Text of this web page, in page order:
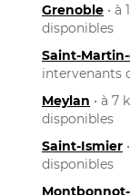
Grenoble • à
disponibles
Saint-
intervenants
Meylan • à 7
disponibles
Saint-Ismier
disponibles